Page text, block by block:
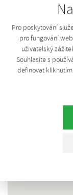
Pro poskytování
pro fungování
uživatelský
Souhlasíte s
definovat
Informace o Vašem
pomocí tohoto